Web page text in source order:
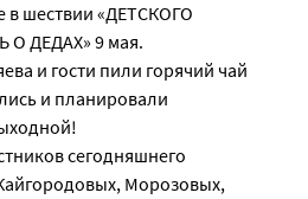
в шествии «ДЕТСКОГО
О ДЕДАХ» 9 мая.
и гости пили горячий чай
и планировали
сегодняшнего
Морозовых,